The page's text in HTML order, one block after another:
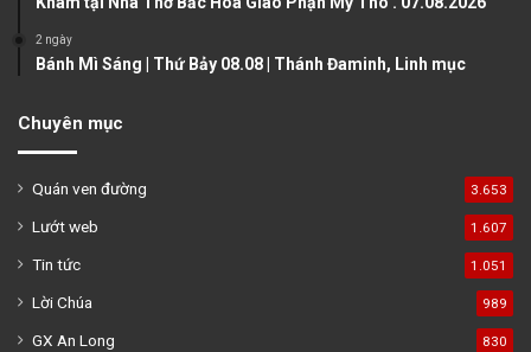
2 ngày
Bánh Mì Sáng | Thứ Bảy 08.08 | Thánh Đaminh, Linh mục
Chuyên mục
Quán ven đường 3.653
Lướt web 1.607
Tin tức 1.051
Lời Chúa 989
GX An Long 830